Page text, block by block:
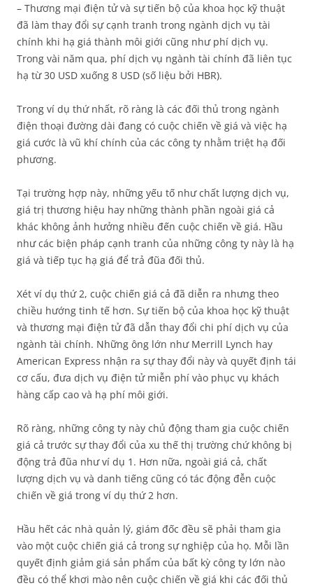
– Thương mại điện tử và sự tiến bộ của khoa học kỹ thuật
đã làm thay đổi sự cạnh tranh trong ngành dịch vụ tài
chính khi hạ giá thành môi giới cũng như phí dịch vụ.
Trong vài năm qua, phí dịch vụ ngành tài chính đã liên tục
hạ từ 30 USD xuống 8 USD (số liệu bởi HBR).
Trong ví dụ thứ nhất, rõ ràng là các đối thủ trong ngành
điện thoại đường dài đang có cuộc chiến về giá và việc hạ
giá cước là vũ khí chính của các công ty nhằm triệt hạ đối
phương.
Tại trường hợp này, những yếu tố như chất lượng dịch vụ,
giá trị thương hiệu hay những thành phần ngoài giá cả
khác không ảnh hưởng nhiều đến cuộc chiến về giá. Hầu
như các biện pháp cạnh tranh của những công ty này là hạ
giá và tiếp tục hạ giá để trả đũa đối thủ.
Xét ví dụ thứ 2, cuộc chiến giá cả đã diễn ra nhưng theo
chiều hướng tinh tế hơn. Sự tiến bộ của khoa học kỹ thuật
và thương mại điện tử đã dẫn thay đổi chi phí dịch vụ của
ngành tài chính. Những ông lớn như Merrill Lynch hay
American Express nhận ra sự thay đổi này và quyết định tái
cơ cấu, đưa dịch vụ điện tử miễn phí vào phục vụ khách
hàng cấp cao và hạ phí môi giới.
Rõ ràng, những công ty này chủ động tham gia cuộc chiến
giá cả trước sự thay đổi của xu thế thị trường chứ không bị
động trả đũa như ví dụ 1. Hơn nữa, ngoài giá cả, chất
lượng dịch vụ và danh tiếng cũng có tác động đễn cuộc
chiến về giá trong ví dụ thứ 2 hơn.
Hầu hết các nhà quản lý, giám đốc đều sẽ phải tham gia
vào một cuộc chiến giá cả trong sự nghiệp của họ. Mỗi lần
quyết định giảm giá sản phẩm của bất kỳ công ty lớn nào
đều có thể khơi mào nên cuộc chiến về giá khi các đối thủ